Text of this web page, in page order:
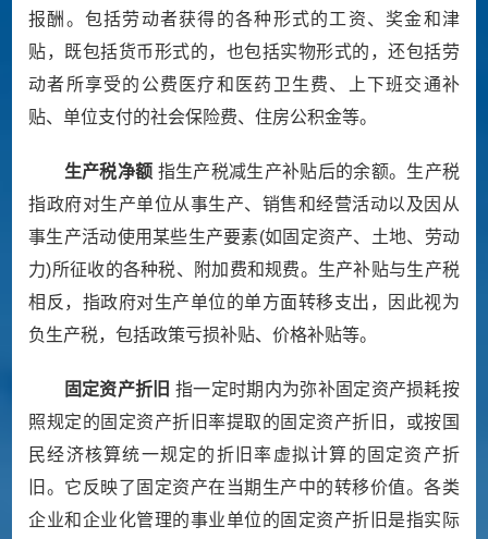
报酬。包括劳动者获得的各种形式的工资、奖金和津
贴，既包括货币形式的，也包括实物形式的，还包括劳
动者所享受的公费医疗和医药卫生费、上下班交通补
贴、单位支付的社会保险费、住房公积金等。
生产税净额 指生产税减生产补贴后的余额。生产税
指政府对生产单位从事生产、销售和经营活动以及因从
事生产活动使用某些生产要素(如固定资产、土地、劳动
力)所征收的各种税、附加费和规费。生产补贴与生产税
相反，指政府对生产单位的单方面转移支出，因此视为
负生产税，包括政策亏损补贴、价格补贴等。
固定资产折旧 指一定时期内为弥补固定资产损耗按
照规定的固定资产折旧率提取的固定资产折旧，或按国
民经济核算统一规定的折旧率虚拟计算的固定资产折
旧。它反映了固定资产在当期生产中的转移价值。各类
企业和企业化管理的事业单位的固定资产折旧是指实际